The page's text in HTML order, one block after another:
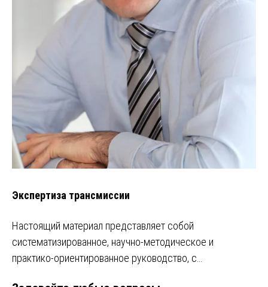
Экспертиза трансмиссии
Настоящий материал представляет собой
систематизированное, научно-методическое и
практико-ориентированное руководство, с…